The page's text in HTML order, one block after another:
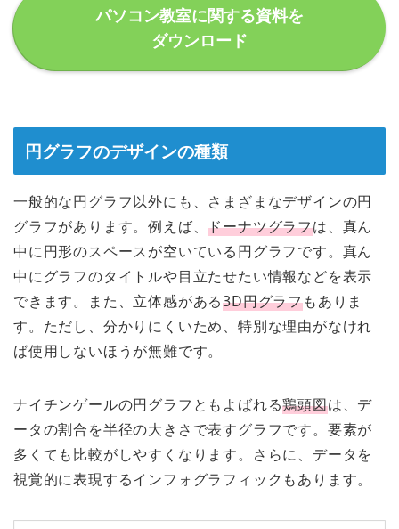
パソコン教室に関する資料を
ダウンロード
円グラフのデザインの種類
一般的な円グラフ以外にも、さまざまなデザインの円
グラフがあります。例えば、ドーナツグラフは、真ん
中に円形のスペースが空いている円グラフです。真ん
中にグラフのタイトルや目立たせたい情報などを表示
できます。また、立体感がある3D円グラフもありま
す。ただし、分かりにくいため、特別な理由がなけれ
ば使用しないほうが無難です。
ナイチンゲールの円グラフともよばれる鶏頭図は、デ
ータの割合を半径の大きさで表すグラフです。要素が
多くても比較がしやすくなります。さらに、データを
視覚的に表現するインフォグラフィックもあります。